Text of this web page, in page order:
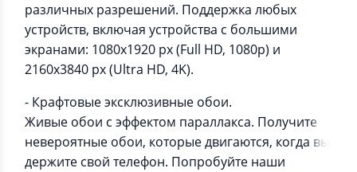
различных разрешений. Поддержка любых
устройств, включая устройства с большими
экранами: 1080x1920 px (Full HD, 1080p) и
2160x3840 px (Ultra HD, 4K).
- Крафтовые эксклюзивные обои.
Живые обои с эффектом параллакса. Получите
невероятные обои, которые двигаются, когда вы
держите свой телефон. Попробуйте наши